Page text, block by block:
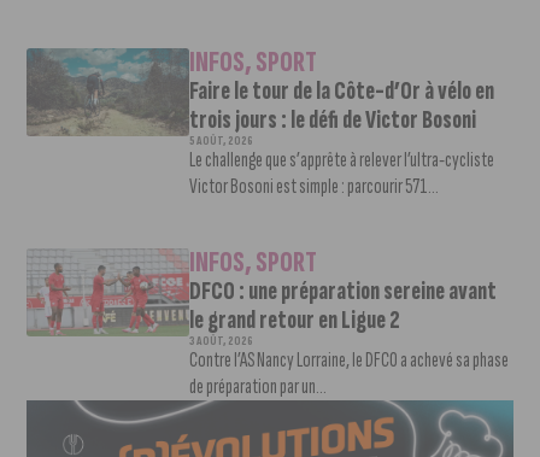
INFOS,SPORT
Faire le tour de la Côte-d’Or à vélo en
trois jours : le défi de Victor Bosoni
5 AOÛT, 2026
Le challenge que s’apprête à relever l’ultra-cycliste
Victor Bosoni est simple : parcourir 571...
INFOS,SPORT
DFCO : une préparation sereine avant
le grand retour en Ligue 2
3 AOÛT, 2026
Contre l’AS Nancy Lorraine, le DFCO a achevé sa phase
de préparation par un...